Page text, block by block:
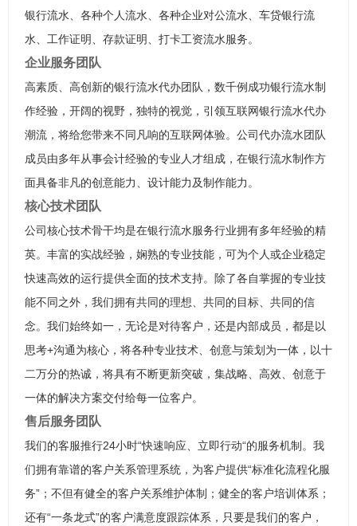
银行流水、各种个人流水、各种企业对公流水、车贷银行流
水、工作证明、存款证明、打卡工资流水服务。
企业服务团队
高素质、高创新的银行流水代办团队，数千例成功银行流水制
作经验，开阔的视野，独特的视觉，引领互联网银行流水代办
潮流，将给您带来不同凡响的互联网体验。公司代办流水团队
成员由多年从事会计经验的专业人才组成，在银行流水制作方
面具备非凡的创意能力、设计能力及制作能力。
核心技术团队
公司核心技术骨干均是在银行流水服务行业拥有多年经验的精
英。丰富的实战经验，娴熟的专业技能，可为个人或企业稳定
快速高效的运行提供全面的技术支持。除了各自掌握的专业技
能不同之外，我们拥有共同的理想、共同的目标、共同的信
念。我们始终如一，无论是对待客户，还是内部成员，都是以
思考+沟通为核心，将各种专业技术、创意与策划为一体，以十
二万分的热诚，将具有不断更新突破，集战略、高效、创意于
一体的解决方案交付给每一位客户。
售后服务团队
我们的客服推行24小时“快速响应、立即行动“的服务机制。我
们拥有靠谱的客户关系管理系统，为客户提供“标准化流程化服
务”；不但有健全的客户关系维护体制；健全的客户培训体系；
还有“一条龙式”的客户满意度跟踪体系，只要是我们的客户，